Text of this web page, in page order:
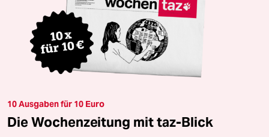
10 Ausgaben für 10 Euro
Die Wochenzeitung mit taz-Blick